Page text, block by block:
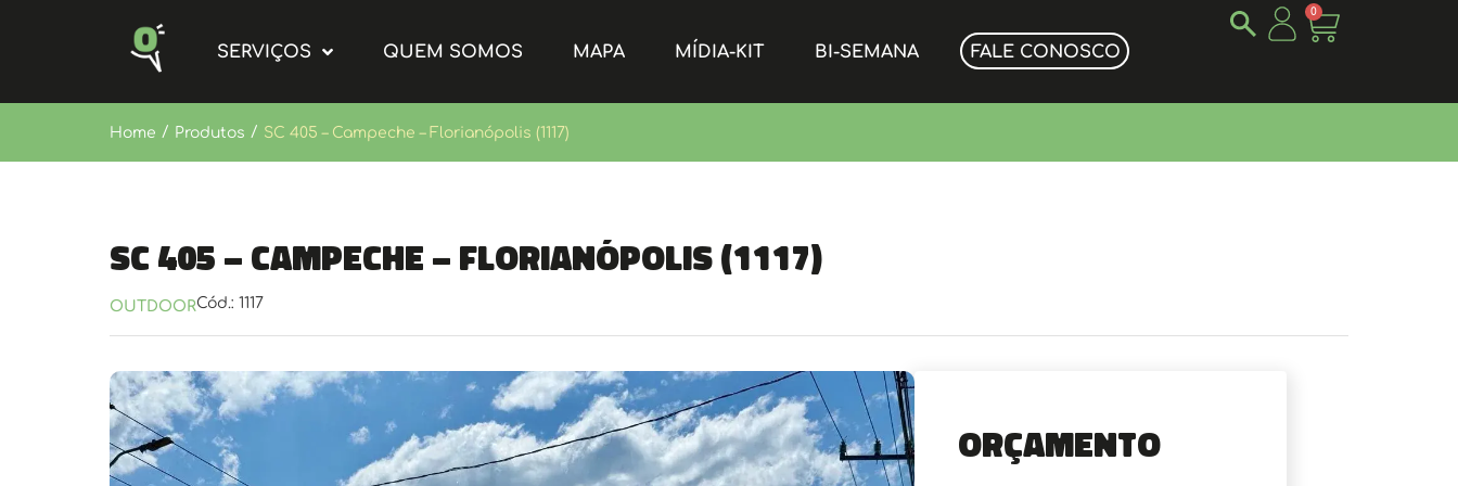
SERVIÇOS QUEM SOMOS MAPA MÍDIA-KIT BI-SEMANA FALE CONOSCO
0
Home / Produtos / SC 405 – Campeche – Florianópolis (1117)
SC 405 – Campeche – Florianópolis (1117)
OUTDOORCód.: 1117
Orçamento